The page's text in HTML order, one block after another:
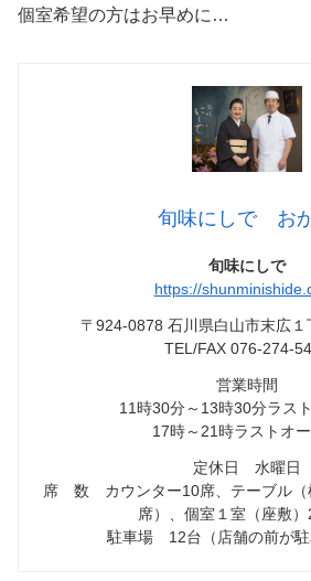
個室希望の方はお早めに…
旬味にしで お
旬味にしで
https://
〒924-0878 石川県白山市末広１
TEL/FAX 076-274-
営業時間
11時30分～13時30分ラス
17時～21時ラストオ
定休日 水曜日
席 数 カウンター10席、テーブル（
席）、個室１室（座敷）
駐車場 12台（店舗の前が駐